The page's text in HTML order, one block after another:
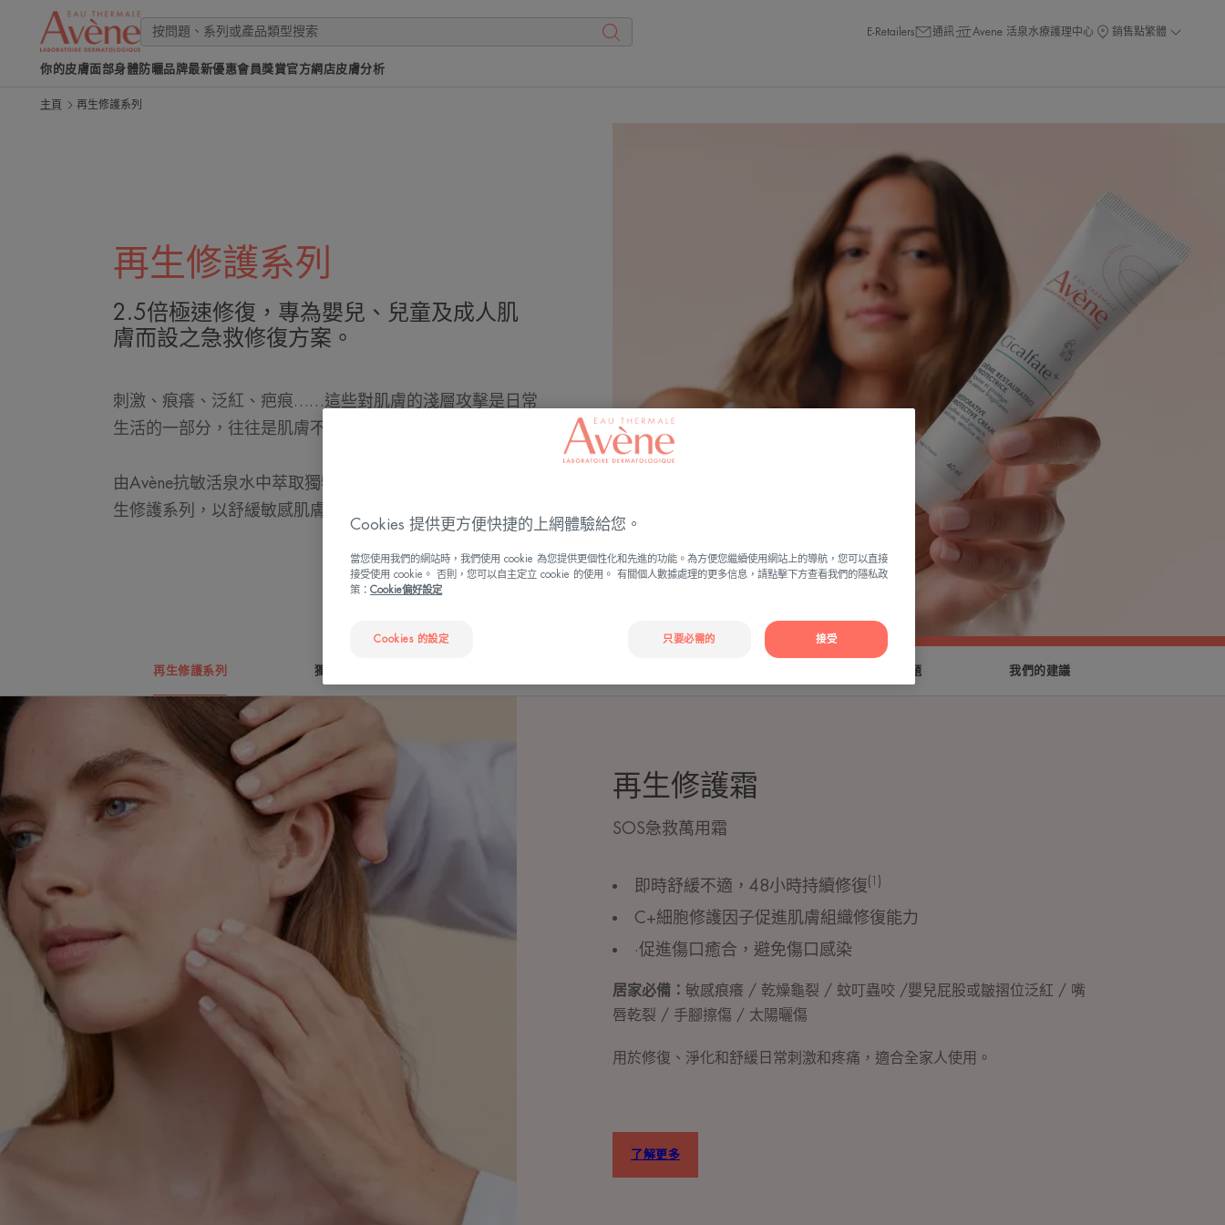
E-Retailers 通訊 Avene 活泉水療護理中心 銷售點繁體
你的皮膚面部身體防曬品牌最新優惠會員獎賞官方網店皮膚分析
主頁 再生修護系列
再生修護系列
2.5倍極速修復，專為嬰兒、兒童及成人肌
膚而設之急救修復方案。
刺激、痕癢、泛紅、疤痕……這些對肌膚的淺層攻擊是日常
生活的一部分，往往是肌膚不適的來源。
由Avène抗敏活泉水中萃取獨特和創新活性成分，研發出再
生修護系列，以舒緩敏感肌膚。
再生修護系列 獨特配方 常見問題 我們的建議
再生修護霜
SOS急救萬用霜
即時舒緩不適，48小時持續修復 (1)
C+細胞修護因子促進肌膚組織修復能力
·促進傷口癒合，避免傷口感染
居家必備： 敏感痕癢 / 乾燥龜裂 / 蚊叮蟲咬 /嬰兒屁股或皺摺位泛紅 / 嘴
唇乾裂 / 手腳擦傷 / 太陽曬傷
用於修復、淨化和舒緩日常刺激和疼痛，適合全家人使用。
了解更多
Cookies 提供更方便快捷的上網體驗給您。
當您使用我們的網站時，我們使用 cookie 為您提供更個性化和先進的功能。為方便您繼續使用網站上的導航，您可以直接
接受使用 cookie。 否則，您可以自主定立 cookie 的使用。 有關個人數據處理的更多信息，請點擊下方查看我們的隱私政
策： Cookie偏好設定
Cookies 的設定 只要必需的 接受